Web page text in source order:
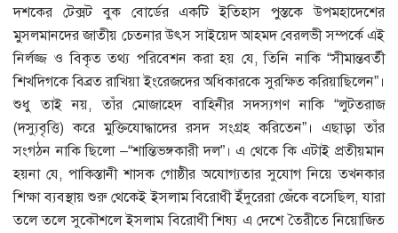
দশকের টেক্সট বুক বোর্ডের একটি ইতিহাস পুস্তকে উপমহাদেশের
মুসলমানদের জাতীয় চেতনার উৎস সাইয়েদ আহমদ বেরলভী সম্পর্কে এই
নির্লজ্জ ও বিকৃত তথ্য পরিবেশন করা হয় যে, তিনি নাকি “সীমান্তবর্তী
শিখদিগকে বিব্রত রাখিয়া ইংরেজদের অধিকারকে সুরক্ষিত করিয়াছিলেন”।
শুধু তাই নয়, তাঁর মোজাহেদ বাহিনীর সদস্যগণ নাকি “লুটতরাজ
(দস্যুবৃত্তি) করে মুক্তিযোদ্ধাদের রসদ সংগ্রহ করিতেন”। এছাড়া তাঁর
সংগঠন নাকি ছিলো –“শান্তিভঙ্গকারী দল”। এ থেকে কি এটাই প্রতীয়মান
হয়না যে, পাকিস্তানী শাসক গোষ্ঠীর অযোগ্যতার সুযোগ নিয়ে তখনকার
শিক্ষা ব্যবস্থায় শুরু থেকেই ইসলাম বিরোধী ইঁদুরেরা জেঁকে বসেছিল, যারা
তলে তলে সুকৌশলে ইসলাম বিরোধী শিষ্য এ দেশে তৈরীতে নিয়োজিত